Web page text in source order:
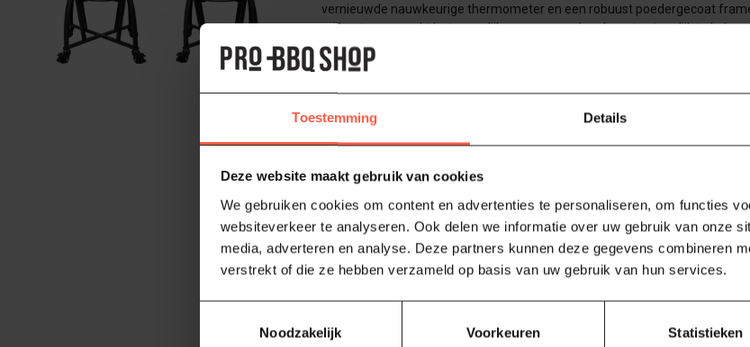
Toestemming Details
Deze website maakt gebruik van cookies
We gebruiken cookies om content en advertenties te personaliseren, om functies
websiteverkeer te analyseren. Ook delen we informatie over uw gebruik van onze
media, adverteren en analyse. Deze partners kunnen deze gegevens combineren
verstrekt of die ze hebben verzameld op basis van uw gebruik van hun services.
Noodzakelijk
Voorkeuren Statistieken
vernieuwde nauwkeurige thermometer en een robuust poedergecoat
grillsysteem maakt het mogelijk om op meerdere hoogtes tegelijk te
en matzwart afwerking en meegeleverde regenhoes is de Grill Guru Large
buitenkeuken.
Kenmerken:
Premium grote kamado BBQ
Infinity gasket voor optimale afdichting
Multilevel grillsysteem
Vernieuwde thermometer